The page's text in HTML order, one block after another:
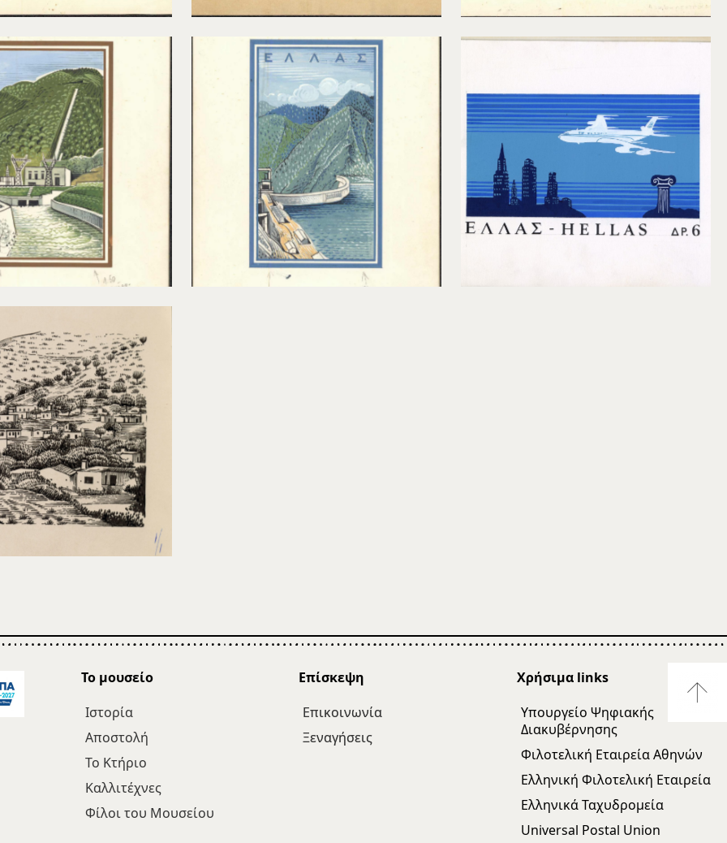
Το μουσείο
Ιστορία
Αποστολή
Το Κτήριο
Καλλιτέχνες
Φίλοι του Μουσείου
Επίσκεψη
Επικοινωνία
Ξεναγήσεις
Χρήσιμα links
Υπουργείο Ψηφιακής
Διακυβέρνησης
Φιλοτελική Εταιρεία Αθηνών
Ελληνική Φιλοτελική Εταιρεία
Ελληνικά Ταχυδρομεία
Universal Postal Union